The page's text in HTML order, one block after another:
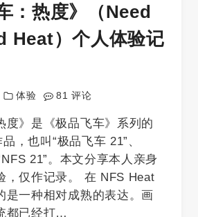
：热度》（Need
Heat）个人体验记
体验 81 评论
度》是《极品飞车》系列的
，也叫“极品飞车 21”、
21”。本文分享本人亲身
，仅作记录。 在 NFS Heat
是一种相对成熟的表达。画
都已经打…